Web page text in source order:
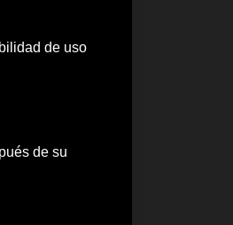
de uso
de su